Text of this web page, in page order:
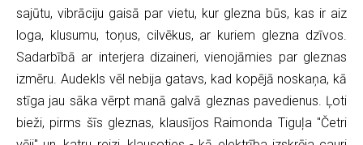
sajūtu, vibrāciju gaisā par vietu, kur glezna būs, kas ir aiz
loga, klusumu, toņus, cilvēkus, ar kuriem glezna dzīvos.
Sadarbībā ar interjera dizaineri, vienojāmies par gleznas
izmēru. Audekls vēl nebija gatavs, kad kopējā noskaņa, kā
stīga jau sāka vērpt manā galvā gleznas pavedienus. Ļoti
bieži, pirms šīs gleznas, klausījos Raimonda Tiguļa "Četri